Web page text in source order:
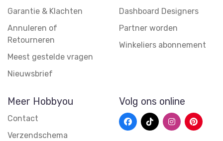
Garantie & Klachten
Annuleren of
Retourneren
Meest gestelde vragen
Nieuwsbrief
Dashboard Designers
Partner worden
Winkeliers abonnement
Meer Hobbyou
Contact
Verzendschema
Volg ons online